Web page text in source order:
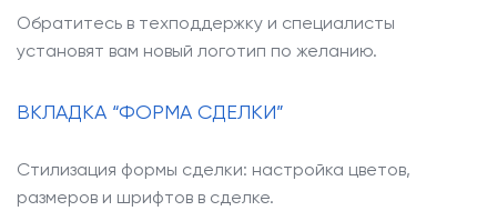
Обратитесь в техподдержку и специалисты
установят вам новый логотип по желанию.
ВКЛАДКА “ФОРМА СДЕЛКИ”
Стилизация формы сделки: настройка цветов,
размеров и шрифтов в сделке.